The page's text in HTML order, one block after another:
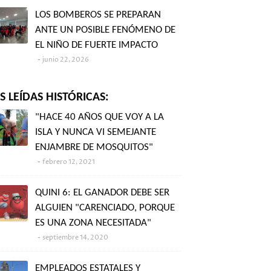
LOS BOMBEROS SE PREPARAN
ANTE UN POSIBLE FENÓMENO DE
EL NIÑO DE FUERTE IMPACTO
junio 22, 2026
LEÍDAS HISTÓRICAS:
"HACE 40 AÑOS QUE VOY A LA
ISLA Y NUNCA VI SEMEJANTE
ENJAMBRE DE MOSQUITOS"
febrero 12, 2021
QUINI 6: EL GANADOR DEBE SER
ALGUIEN "CARENCIADO, PORQUE
ES UNA ZONA NECESITADA"
septiembre 14, 2020
EMPLEADOS ESTATALES Y